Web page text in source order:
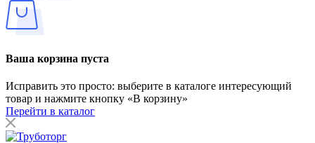
Ваша корзина пуста
Исправить это просто: выберите в каталоге интересующий
товар и нажмите кнопку «В корзину»
Перейти в каталог